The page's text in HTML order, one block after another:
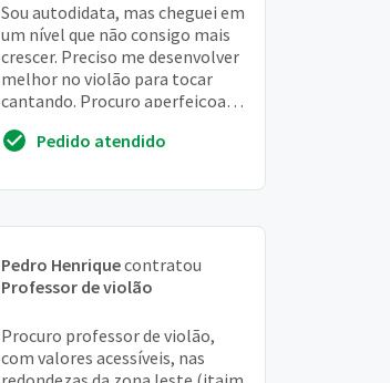
Sou autodidata, mas cheguei em
um nível que não consigo mais
crescer. Preciso me desenvolver
melhor no violão para tocar
cantando. Procuro aperfeiçoar
Pedido atendido
Pedro Henriquecontratou
Professor de violão
Procuro professor de violão,
com valores acessíveis, nas